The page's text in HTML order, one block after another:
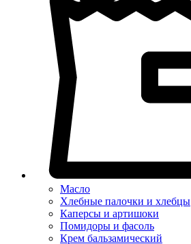
Масло
Хлебные палочки и хлебцы
Каперсы и артишоки
Помидоры и фасоль
Крем бальзамический